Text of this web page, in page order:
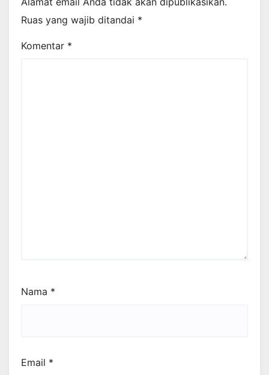
Ruas yang wajib ditandai *
Komentar *
Nama *
Email *